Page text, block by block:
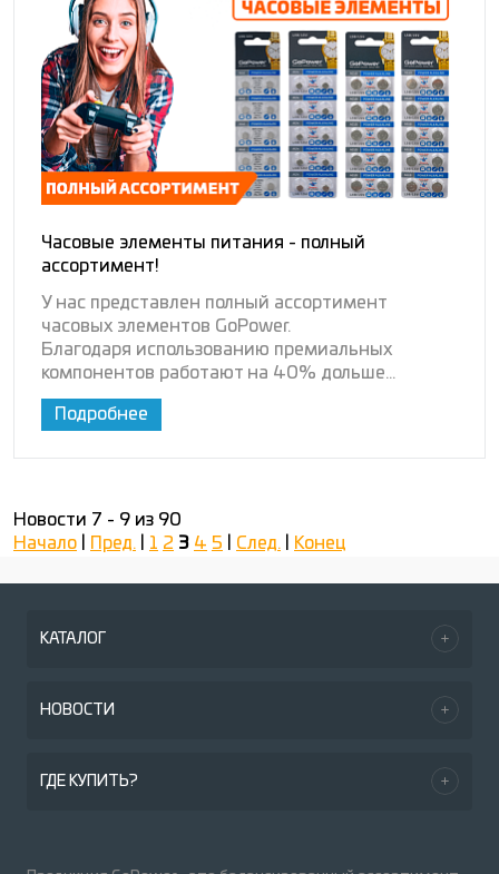
Часовые элементы питания - полный
ассортимент!
У нас представлен полный ассортимент
часовых элементов GoPower.
Благодаря использованию премиальных
компонентов работают на 40% дольше...
Подробнее
Новости 7 - 9 из 90
Начало
Пред. 1 2 3 4 5 След. Конец
КАТАЛОГ
НОВОСТИ
ГДЕ КУПИТЬ?